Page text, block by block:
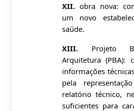
XII.obra nova:
um novo
saúde.
XIII.Projeto
Arquitetura (PBA):
informações
pela
relatório técnico,
suficientes para